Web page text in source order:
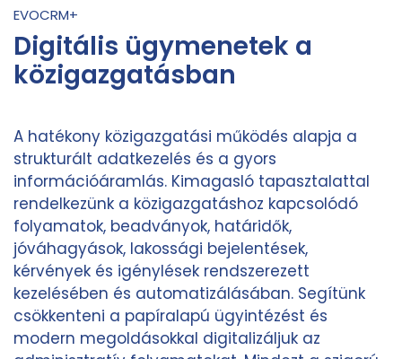
EVOCRM+
Digitális ügymenetek a
közigazgatásban
A hatékony közigazgatási működés alapja a
strukturált adatkezelés és a gyors
információáramlás. Kimagasló tapasztalattal
rendelkezünk a közigazgatáshoz kapcsolódó
folyamatok, beadványok, határidők,
jóváhagyások, lakossági bejelentések,
kérvények és igénylések rendszerezett
kezelésében és automatizálásában. Segítünk
csökkenteni a papíralapú ügyintézést és
modern megoldásokkal digitalizáljuk az